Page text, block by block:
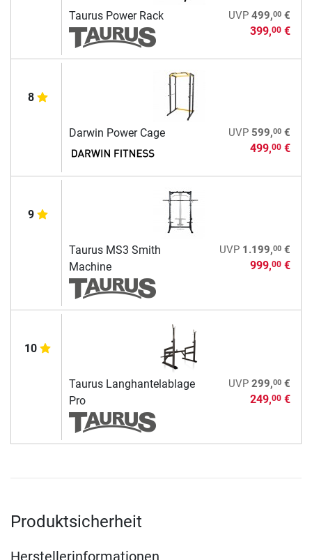
Taurus Power Rack UVP 499,00€
399,00€
8
Darwin Power Cage UVP 599,00€
499,00€
9
Taurus MS3 Smith
Machine
UVP 1.199,00€
999,00€
10
Taurus Langhantelablage
Pro
UVP 299,00€
249,00€
Produktsicherheit